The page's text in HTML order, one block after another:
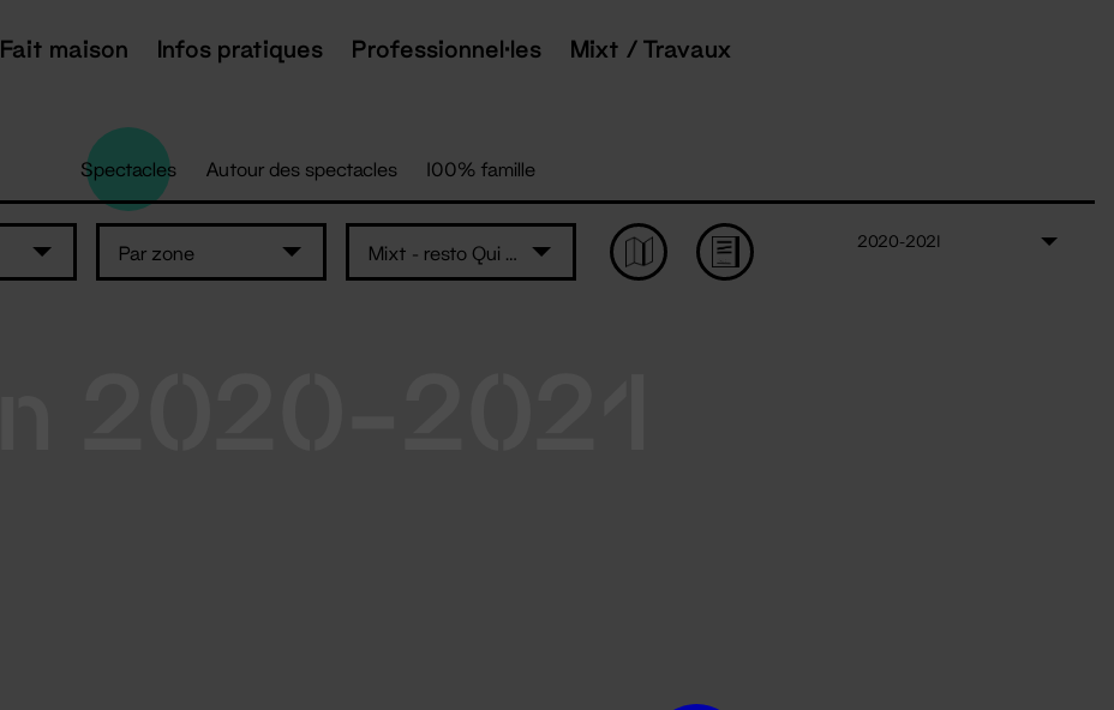
Fait maison Infos pratiques Professionnel·les Mixt / Travaux
Spectacles Autour des spectacles 100% famille
Par zone Mixt - resto Qui Som
2020-2021